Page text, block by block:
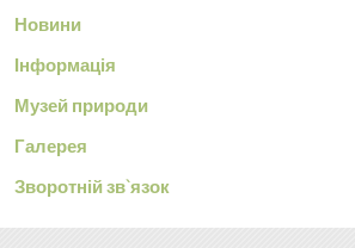
Новини
Інформація
Музей природи
Галерея
Зворотній зв`язок